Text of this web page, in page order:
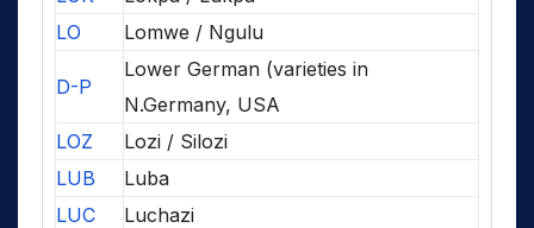
LO
Lomwe / Ngulu
D-P
Lower German (varieties in
N.Germany, USA
LOZ
Lozi / Silozi
LUB
Luba
LUC
Luchazi